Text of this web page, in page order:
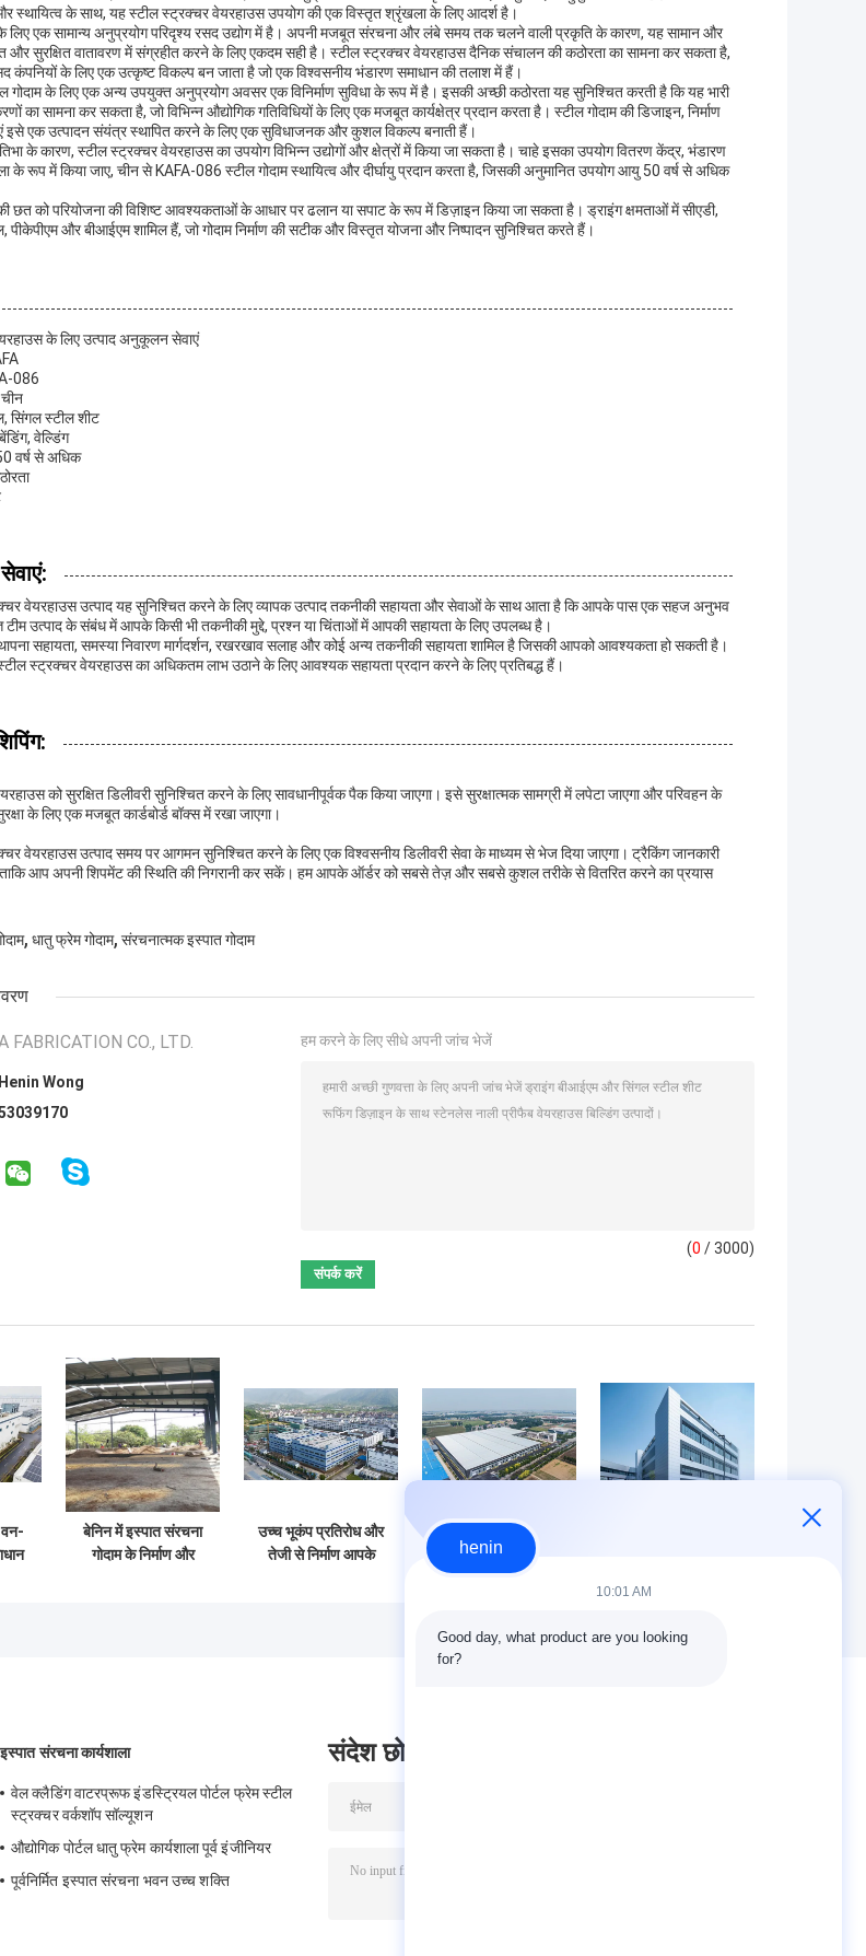
स्थायित्व के साथ, यह स्टील स्ट्रक्चर वेयरहाउस उपयोग की एक विस्तृत श्रृंखला के लिए आदर्श है।
लिए एक सामान्य अनुप्रयोग परिदृश्य रसद उद्योग में है। अपनी मजबूत संरचना और लंबे समय तक चलने वाली प्रकृति के कारण, यह सामान और
और सुरक्षित वातावरण में संग्रहीत करने के लिए एकदम सही है। स्टील स्ट्रक्चर वेयरहाउस दैनिक संचालन की कठोरता का सामना कर सकता है,
कंपनियों के लिए एक उत्कृष्ट विकल्प बन जाता है जो एक विश्वसनीय भंडारण समाधान की तलाश में हैं।
गोदाम के लिए एक अन्य उपयुक्त अनुप्रयोग अवसर एक विनिर्माण सुविधा के रूप में है। इसकी अच्छी कठोरता यह सुनिश्चित करती है कि यह भारी
का सामना कर सकता है, जो विभिन्न औद्योगिक गतिविधियों के लिए एक मजबूत कार्यक्षेत्र प्रदान करता है। स्टील गोदाम की डिजाइन, निर्माण
इसे एक उत्पादन संयंत्र स्थापित करने के लिए एक सुविधाजनक और कुशल विकल्प बनाती हैं।
के कारण, स्टील स्ट्रक्चर वेयरहाउस का उपयोग विभिन्न उद्योगों और क्षेत्रों में किया जा सकता है। चाहे इसका उपयोग वितरण केंद्र, भंडारण
के रूप में किया जाए, चीन से KAFA-086 स्टील गोदाम स्थायित्व और दीर्घायु प्रदान करता है, जिसकी अनुमानित उपयोग आयु 50 वर्ष से अधिक
छत को परियोजना की विशिष्ट आवश्यकताओं के आधार पर ढलान या सपाट के रूप में डिज़ाइन किया जा सकता है। ड्राइंग क्षमताओं में सीएडी,
पीकेपीएम और बीआईएम शामिल हैं, जो गोदाम निर्माण की सटीक और विस्तृत योजना और निष्पादन सुनिश्चित करते हैं।
के लिए उत्पाद अनुकूलन सेवाएं
086
सिंगल स्टील शीट
वेल्डिंग
वर्ष से अधिक
वेयरहाउस उत्पाद यह सुनिश्चित करने के लिए व्यापक उत्पाद तकनीकी सहायता और सेवाओं के साथ आता है कि आपके पास एक सहज अनुभव
टीम उत्पाद के संबंध में आपके किसी भी तकनीकी मुद्दे, प्रश्न या चिंताओं में आपकी सहायता के लिए उपलब्ध है।
सहायता, समस्या निवारण मार्गदर्शन, रखरखाव सलाह और कोई अन्य तकनीकी सहायता शामिल है जिसकी आपको आवश्यकता हो सकती है।
स्ट्रक्चर वेयरहाउस का अधिकतम लाभ उठाने के लिए आवश्यक सहायता प्रदान करने के लिए प्रतिबद्ध हैं।
को सुरक्षित डिलीवरी सुनिश्चित करने के लिए सावधानीपूर्वक पैक किया जाएगा। इसे सुरक्षात्मक सामग्री में लपेटा जाएगा और परिवहन के
के लिए एक मजबूत कार्डबोर्ड बॉक्स में रखा जाएगा।
वेयरहाउस उत्पाद समय पर आगमन सुनिश्चित करने के लिए एक विश्वसनीय डिलीवरी सेवा के माध्यम से भेज दिया जाएगा। ट्रैकिंग जानकारी
ताकि आप अपनी शिपमेंट की स्थिति की निगरानी कर सकें। हम आपके ऑर्डर को सबसे तेज़ और सबसे कुशल तरीके से वितरित करने का प्रयास
, धातु फ्रेम गोदाम, संरचनात्मक इस्पात गोदाम
FABRICATION CO., LTD.
Henin Wong
हम करने के लिए सीधे अपनी जांच भेजें
(0 / 3000)
वन-
बेनिन में इस्पात संरचना
गोदाम के निर्माण और
उच्च भूकंप प्रतिरोध और
तेजी से निर्माण आपके
पर्यावरण के अनुकूल और
निर्माण समाधानों के साथ
औद्योगिक के लिए कठोर
औद्योगिक स्टील स्ट्रक्चर
इस्पात संरचना कार्यशाला
वेल क्लैडिंग वाटरप्रूफ इंडस्ट्रियल पोर्टल फ्रेम स्टील
स्ट्रक्चर वर्कशॉप सॉल्यूशन
औद्योगिक पोर्टल धातु फ्रेम कार्यशाला पूर्व इंजीनियर
पूर्वनिर्मित इस्पात संरचना भवन उच्च शक्ति
संदेश छोड़ दो
henin
10:01 AM
Good day, what product are you looking
for?